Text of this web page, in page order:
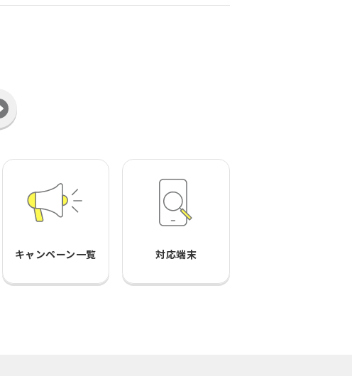
キャンペーン一覧 対応端末